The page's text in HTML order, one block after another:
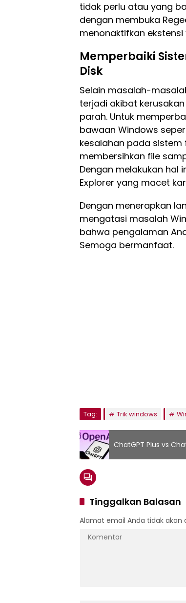
tidak perlu atau yang
dengan membuka
menonaktifkan
Memperbaiki
Disk
Selain masalah-
terjadi akibat
parah. Untuk
bawaan Windows
kesalahan pada sistem
membersihkan file
Dengan melakukan hal
Explorer yang macet
Dengan menerapkan
mengatasi masalah
bahwa pengalaman
Semoga bermanfaat.
Tag: Trik windows
ChatGPT Plus vs
Tinggalkan Balasan
Alamat email Anda tidak akan